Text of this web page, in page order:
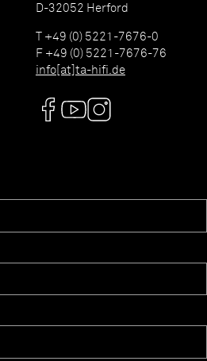
D-32052 Herford
T +49 (0) 5221-7676-0
F +49 (0) 5221-7676-76
info[at]ta-hifi.de